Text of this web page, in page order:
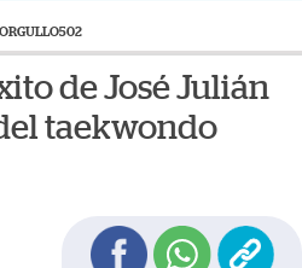
ORGULLO502
de José Julián
taekwondo